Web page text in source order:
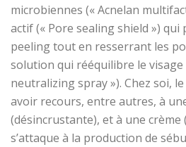
microbiennes (« Acnelan
actif (« Pore sealing shield »)
peeling tout en resserrant les
solution qui rééquilibre le visage
neutralizing spray »). Chez soi,
avoir recours, entre autres, à
(désincrustante), et à une crème
s’attaque à la production de